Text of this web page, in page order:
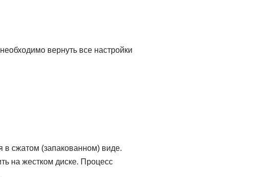
вернуть все настройки
в сжатом (запакованном) виде.
на жестком диске. Процесс